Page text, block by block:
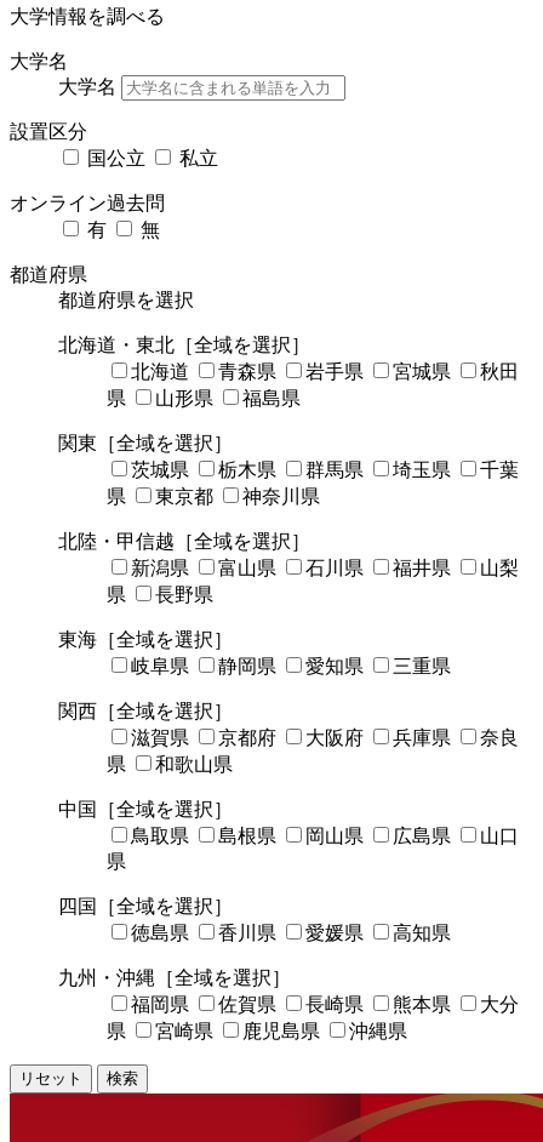
大学情報を調べる
大学名
大学名
設置区分
国公立
私立
オンライン過去問
有
無
都道府県
都道府県を選択
北海道・東北 ［全域を選択］
北海道
青森県 岩手県 宮城県
秋田
県
山形県 福島県
関東 ［全域を選択］
茨城県
栃木県 群馬県 埼玉県
千葉
県
東京都 神奈川県
北陸・甲信越 ［全域を選択］
新潟県
富山県 石川県 福井県
山梨
県
長野県
東海 ［全域を選択］
岐阜県
静岡県 愛知県 三重県
関西 ［全域を選択］
滋賀県
京都府 大阪府 兵庫県
奈良
県
和歌山県
中国
［全域を選択］
鳥取県
島根県 岡山県 広島県
山口
県
四国
［全域を選択］
徳島県
香川県 愛媛県 高知県
九州・沖縄 ［全域を選択］
福岡県
佐賀県 長崎県 熊本県
大分
県
宮崎県 鹿児島県 沖縄県
リセット 検索